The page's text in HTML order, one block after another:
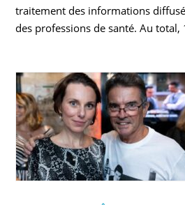
traitement des informations
des professions de santé. Au